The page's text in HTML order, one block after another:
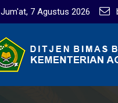
Jum'at, 7 Agustus 2026